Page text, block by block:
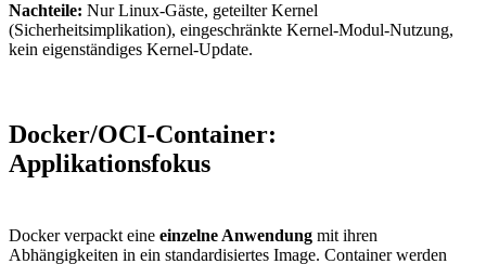
Nachteile: Nur Linux-Gäste, geteilter Kernel
(Sicherheitsimplikation), eingeschränkte Kernel-Modul-Nutzung,
kein eigenständiges Kernel-Update.
Docker/OCI-Container:
Applikationsfokus
Docker verpackt eine einzelne Anwendung mit ihren
Abhängigkeiten in ein standardisiertes Image. Container werden